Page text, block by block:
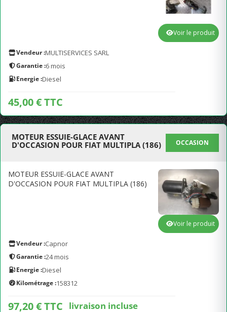
Vendeur :MULTISERVICES SARL
Garantie :6 mois
Energie :Diesel
45,00 € TTC
Voir le produit
MOTEUR ESSUIE-GLACE AVANT
D'OCCASION POUR FIAT MULTIPLA (186)
OCCASION
MOTEUR ESSUIE-GLACE AVANT
D'OCCASION POUR FIAT MULTIPLA (186)
Vendeur :Capnor
Garantie :24 mois
Energie :Diesel
Kilométrage :158312
97,20 € TTC livraison incluse
Voir le produit